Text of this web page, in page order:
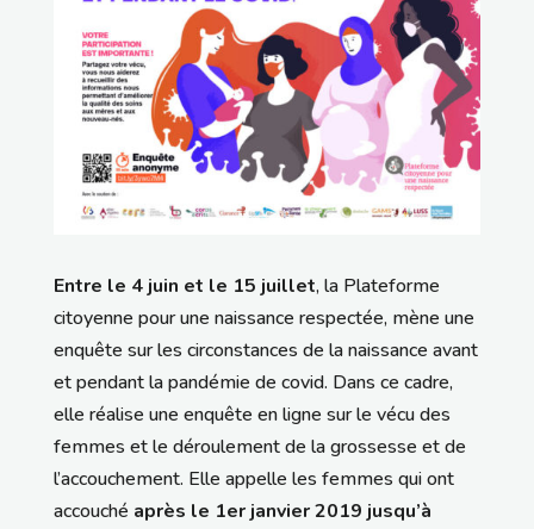
Entre le 4 juin et le 15 juillet, la Plateforme
citoyenne pour une naissance respectée, mène une
enquête sur les circonstances de la naissance avant
et pendant la pandémie de covid. Dans ce cadre,
elle réalise une enquête en ligne sur le vécu des
femmes et le déroulement de la grossesse et de
l’accouchement. Elle appelle les femmes qui ont
accouché après le 1er janvier 2019 jusqu’à